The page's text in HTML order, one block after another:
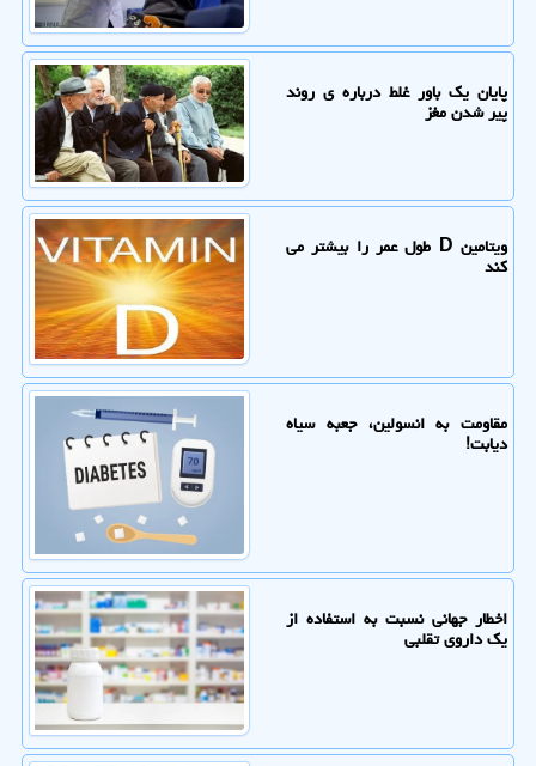
پایان یک باور غلط درباره ی روند
پیر شدن مغز
ویتامین D طول عمر را بیشتر می
کند
مقاومت به انسولین، جعبه سیاه
دیابت!
اخطار جهانی نسبت به استفاده از
یک داروی تقلبی